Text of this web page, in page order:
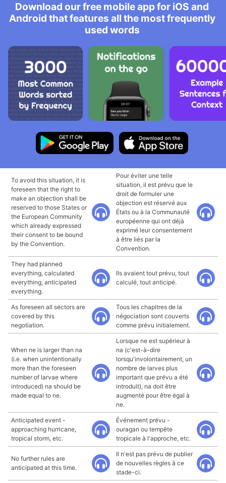
Download our free mobile app for iOS and
Android that features all the most frequently
used words
To avoid this situation, it is
foreseen that the right to
make an objection shall be
reserved to those States or
the European Community
which already expressed
their consent to be bound
by the Convention.
Pour éviter une telle
situation, il est prévu que le
droit de formuler une
objection est réservé aux
États ou à la Communauté
européenne qui ont déjà
exprimé leur consentement
à être liés par la
Convention.
They had planned
everything, calculated
everything, anticipated
everything.
Ils avaient tout prévu, tout
calculé, tout anticipé.
As foreseen all sectors are
covered by this
negotiation.
Tous les chapitres de la
négociation sont couverts
comme prévu initialement.
When ne is larger than na
(i.e. when unintentionally
more than the foreseen
number of larvae where
introduced) na should be
made equal to ne.
Lorsque ne est supérieur à
na (c'est-à-dire
lorsqu'involontairement, un
nombre de larves plus
important que prévu a été
introduit), na doit être
augmenté pour être égal à
ne.
Anticipated event -
approaching hurricane,
tropical storm, etc.
Événement prévu -
ouragan ou tempête
tropicale à l'approche, etc.
No further rules are
anticipated at this time.
Il n'est pas prévu de publier
de nouvelles règles à ce
stade-ci.